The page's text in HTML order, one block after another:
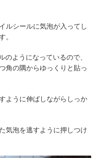
ルシールに気泡が入ってし
。
のようになっているので、
角の隅からゆっくりと貼っ
ように伸ばしながらしっか
気泡を逃すように押しつけ